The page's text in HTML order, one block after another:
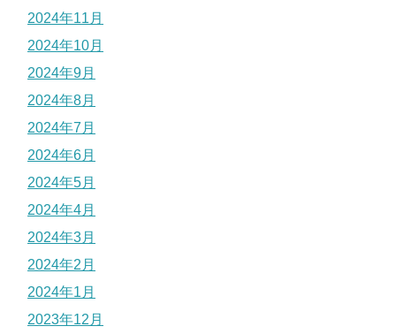
2024年11月
2024年10月
2024年9月
2024年8月
2024年7月
2024年6月
2024年5月
2024年4月
2024年3月
2024年2月
2024年1月
2023年12月